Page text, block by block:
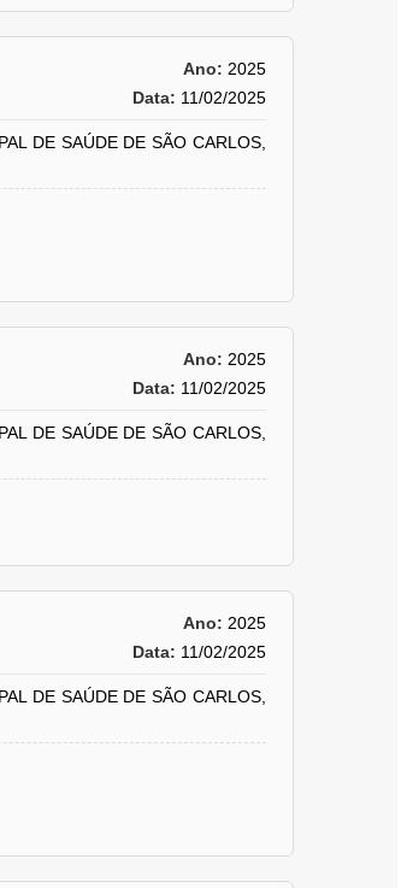
Ano: 2025
Data: 11/02/2025
DE SAÚDE DE SÃO CARLOS,
Ano: 2025
Data: 11/02/2025
DE SAÚDE DE SÃO CARLOS,
Ano: 2025
Data: 11/02/2025
DE SAÚDE DE SÃO CARLOS,